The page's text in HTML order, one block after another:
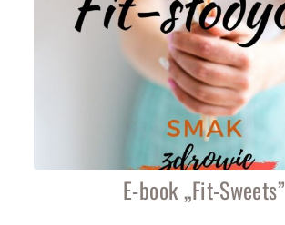
E-book „Fit-Sweets”